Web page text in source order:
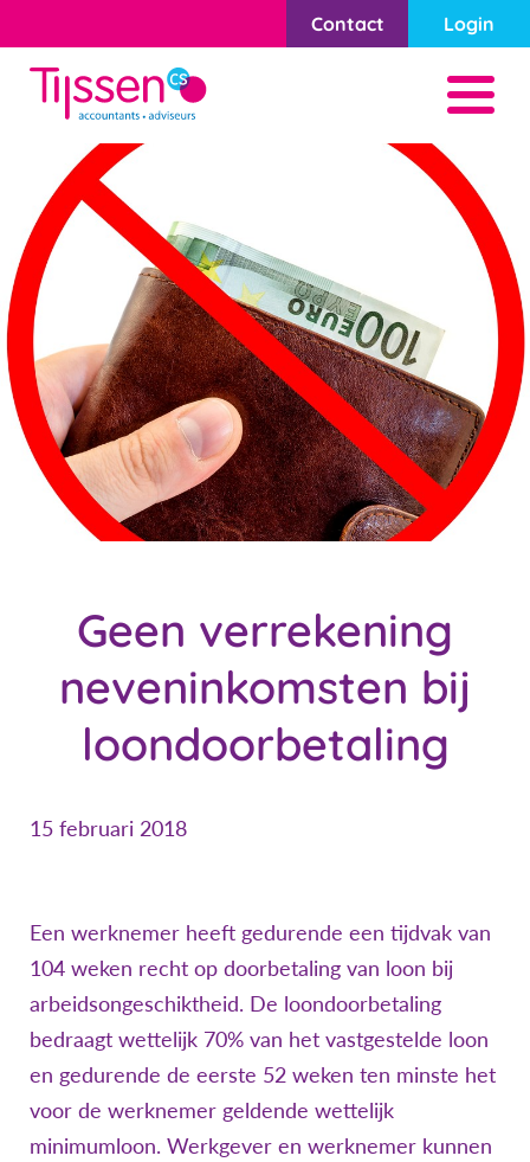
Contact Login
Geen verrekening
neveninkomsten bij
loondoorbetaling
15 februari 2018
Een werknemer heeft gedurende een tijdvak van
104 weken recht op doorbetaling van loon bij
arbeidsongeschiktheid. De loondoorbetaling
bedraagt wettelijk 70% van het vastgestelde loon
en gedurende de eerste 52 weken ten minste het
voor de werknemer geldende wettelijk
minimumloon. Werkgever en werknemer kunnen